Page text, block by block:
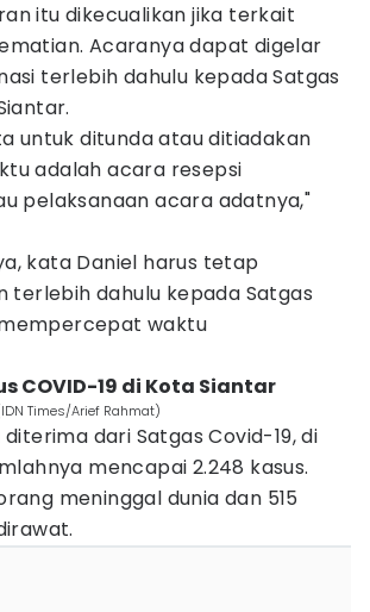
itu dikecualikan jika terkait
Acaranya dapat digelar
terlebih dahulu kepada Satgas
untuk ditunda atau ditiadakan
adalah acara resepsi
pelaksanaan acara adatnya,"
kata Daniel harus tetap
terlebih dahulu kepada Satgas
waktu
COVID-19 di Kota Siantar
Times/Arief Rahmat)
dari Satgas Covid-19, di
mencapai 2.248 kasus.
meninggal dunia dan 515